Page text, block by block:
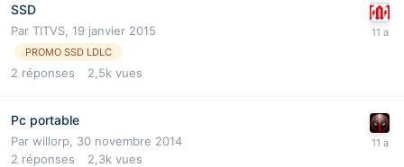
SSD
Par TITVS 19 janvier 2015
PROMO SSD LDLC
2 réponses 2,5k vues
Pc portable
Par willorp 30 novembre 2014
2 réponses 2,3k vues